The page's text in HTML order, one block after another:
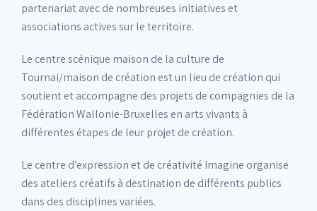
partenariat avec de nombreuses initiatives et
associations actives sur le territoire.
Le centre scénique maison de la culture de
Tournai/maison de création est un lieu de création qui
soutient et accompagne des projets de compagnies de la
Fédération Wallonie-Bruxelles en arts vivants à
différentes étapes de leur projet de création.
Le centre d’expression et de créativité Imagine organise
des ateliers créatifs à destination de différents publics
dans des disciplines variées.